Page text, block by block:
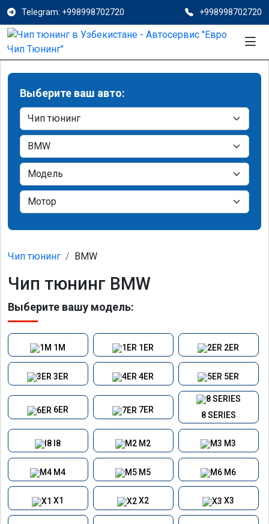
Telegram: +998998702720 +998998702720
Выберите ваш авто:
Чип тюнинг BMW
Чип тюнинг BMW
Выберите вашу модель:
1M 1ER 2ER
3ER 4ER 5ER
6ER 7ER
8 SERIES
I8 M2 M3
M4 M5 M6
X1 X2 X3